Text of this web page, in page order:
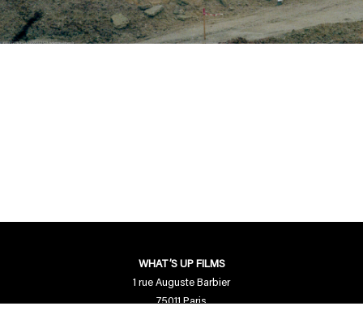
WHAT’S UP FILMS
1 rue Auguste Barbier
75011 Paris